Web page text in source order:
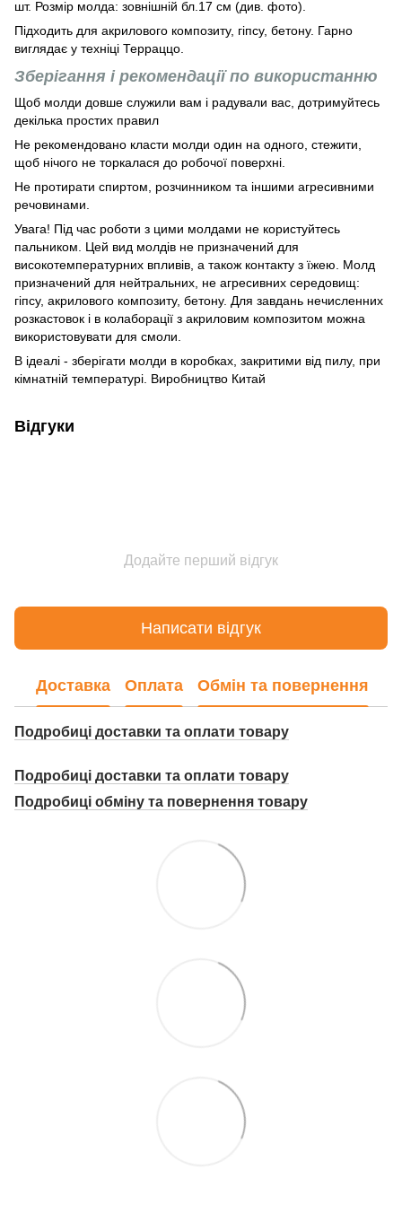
шт. Розмір молда: зовнішній бл.17 см (див. фото).
Підходить для акрилового композиту, гіпсу, бетону. Гарно
виглядає у техніці Терраццо.
Зберігання і рекомендації по використанню
Щоб молди довше служили вам і радували вас, дотримуйтесь
декілька простих правил
Не рекомендовано класти молди один на одного, стежити,
щоб нічого не торкалася до робочої поверхні.
Не протирати спиртом, розчинником та іншими агресивними
речовинами.
Увага! Під час роботи з цими молдами не користуйтесь
пальником. Цей вид молдів не призначений для
високотемпературних впливів, а також контакту з їжею. Молд
призначений для нейтральних, не агресивних середовищ:
гіпсу, акрилового композиту, бетону. Для завдань нечисленних
розкастовок і в колаборації з акриловим композитом можна
використовувати для смоли.
В ідеалі - зберігати молди в коробках, закритими від пилу, при
кімнатній температурі. Виробництво Китай
Відгуки
Додайте перший відгук
Написати відгук
Доставка Оплата Обмін та повернення
Подробиці доставки та оплати товару
Подробиці доставки та оплати товару
Подробиці обміну та повернення товару